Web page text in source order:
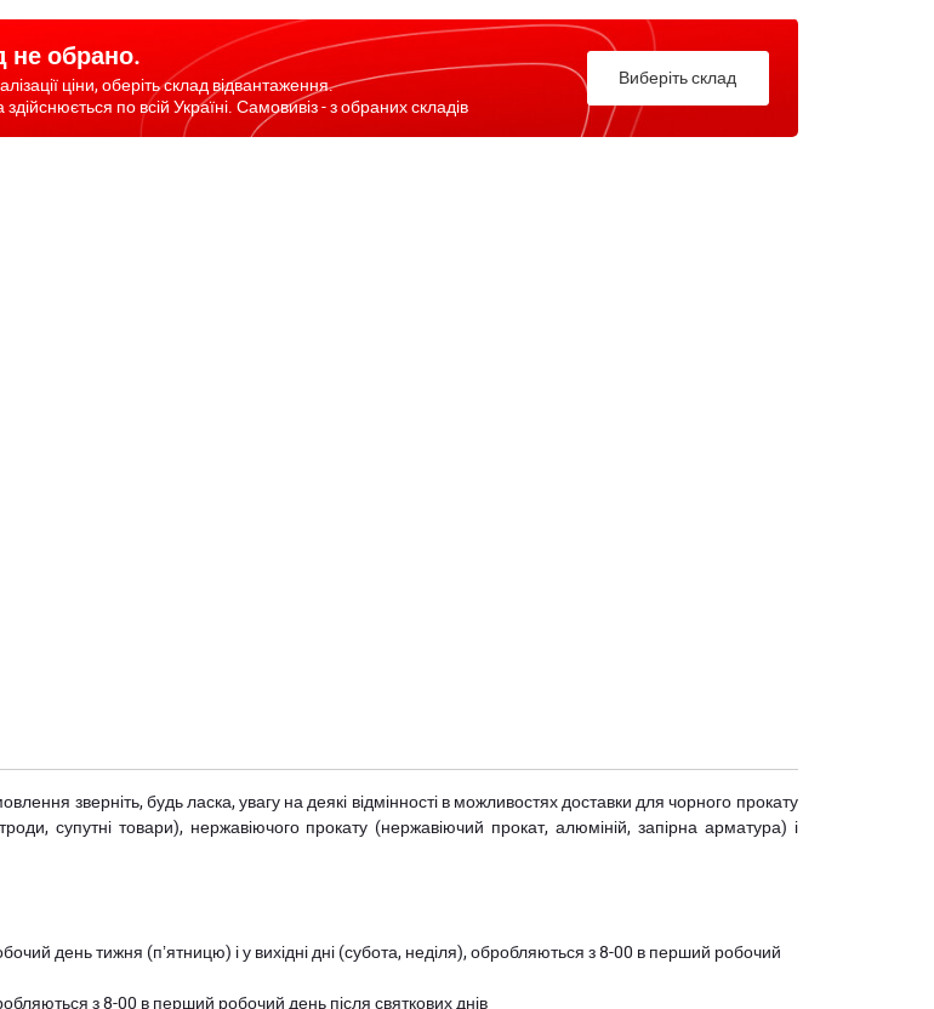
не обрано.
ціни, оберіть склад відвантаження.
здійснюється по всій Україні. Самовивіз - з обраних складів
Виберіть склад
зверніть, будь ласка, увагу на деякі відмінності в можливостях доставки для чорного прокату
супутні товари), нержавіючого прокату (нержавіючий прокат, алюміній, запірна арматура) і
день тижня (пʼятницю) і у вихідні дні (субота, неділя), обробляються з 8-00 в перший робочий
з 8-00 в перший робочий день після святкових днів